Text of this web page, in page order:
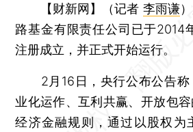
【财新网】（记者 李雨谦）
路基金有限责任公司已于2014
注册成立，并正式开始运行。
2月16日，央行公布公告称
业化运作、互利共赢、开放包
经济金融规则，通过以股权为